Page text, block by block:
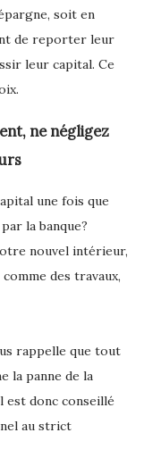
soit en
de reporter leur
leur capital. Ce
ne négligez
une fois que
la banque?
nouvel intérieur,
des travaux,
rappelle que tout
la panne de la
donc conseillé
au strict